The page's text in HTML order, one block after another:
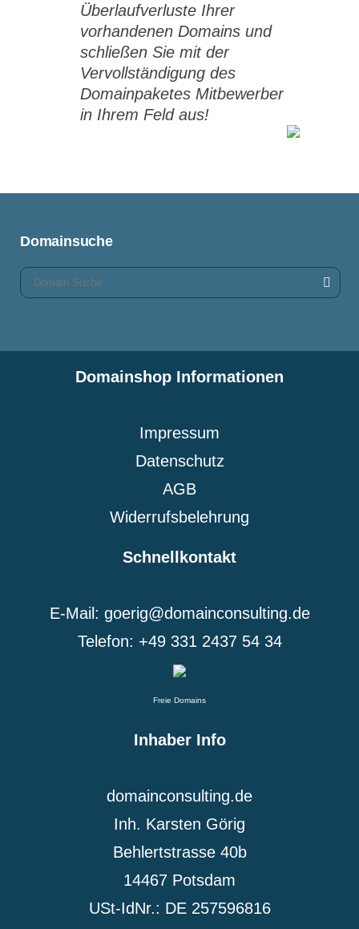
Überlaufverluste Ihrer
vorhandenen Domains und
schließen Sie mit der
Vervollständigung des
Domainpaketes Mitbewerber
in Ihrem Feld aus!
Domainsuche
Domainshop Informationen
Impressum
Datenschutz
AGB
Widerrufsbelehrung
Schnellkontakt
E-Mail: goerig@domainconsulting.de
Telefon: +49 331 2437 54 34
Freie Domains
Inhaber Info
domainconsulting.de
Inh. Karsten Görig
Behlertstrasse 40b
14467 Potsdam
USt-IdNr.: DE 257596816